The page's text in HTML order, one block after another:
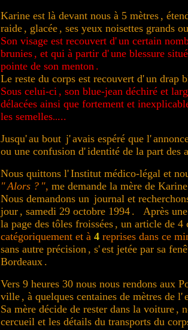
Karine est là devant nous à 5 mètres ,
raide , glacée , ses yeux noisettes grands
Son visage est recouvert d'un certain
brunies , et qui à partir d'une blessure
pointe de son menton .
Le reste du corps est recouvert d'un drap
Sous celui-ci , son blue-jean déchiré et
délacées ainsi que fortement et
les semelles.....
Jusqu'au bout j'avais espéré que l'
ou une confusion d'identité de la part des
Nous quittons l'Institut médico-légal et
"Alors ? ", me demande la mère de Karine
Nous demandons un journal et
jour , samedi 29 octobre 1994 . Après une
la page des tôles froissées , un article de 4
catégoriquement et à 4 reprises dans ce
sans autre précision , s'est jetée par sa
Bordeaux .
Vers 9 heures 30 nous nous rendons aux
ville , à quelques centaines de mètres de l'
Sa mère décide de rester dans la voiture ,
cercueil et les détails du transports du